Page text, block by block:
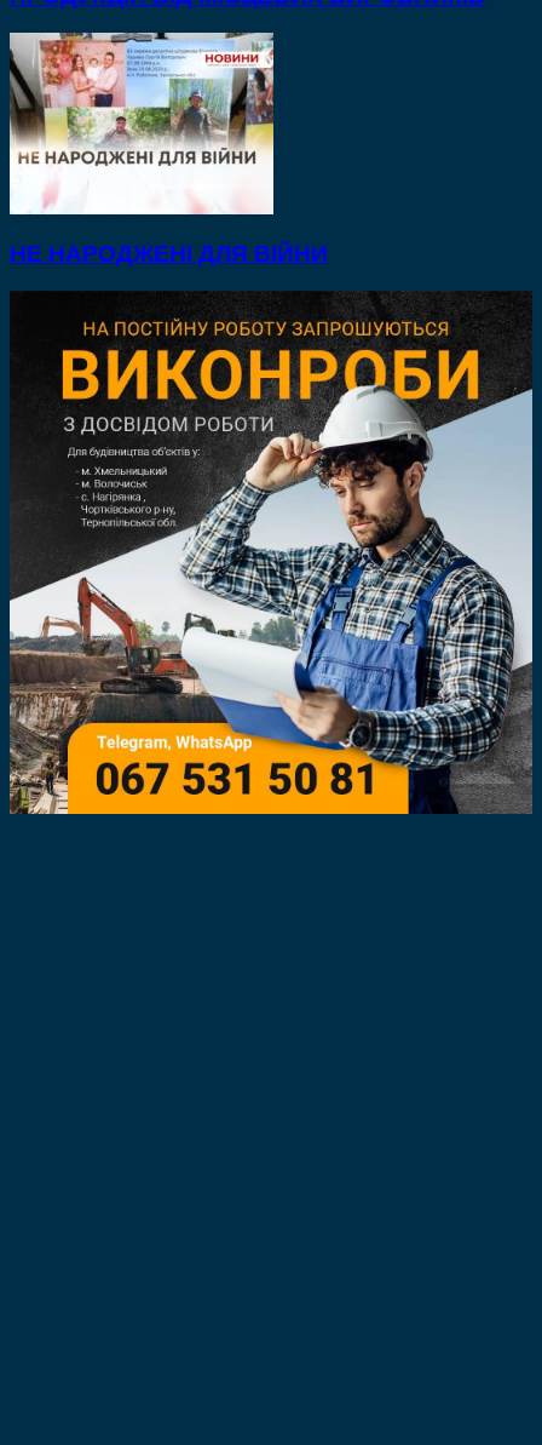
НЕ НАРОДЖЕНІ ДЛЯ ВІЙНИ